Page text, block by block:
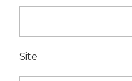
Site